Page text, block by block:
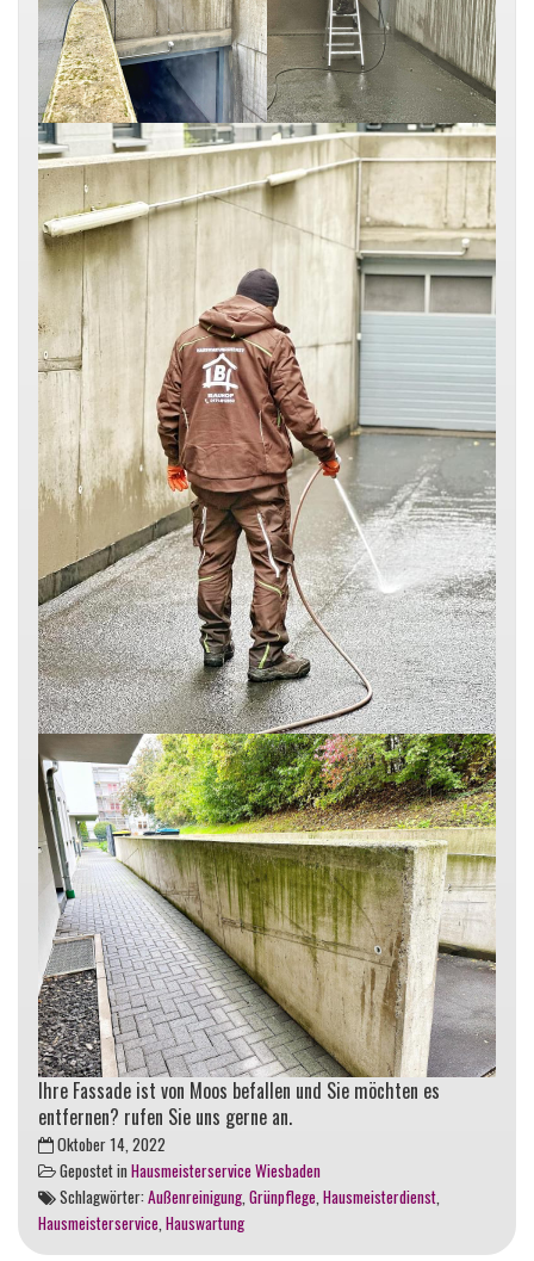
Ihre Fassade ist von Moos befallen und Sie möchten es
entfernen? rufen Sie uns gerne an.
Oktober 14, 2022
Gepostet in Hausmeisterservice Wiesbaden
Schlagwörter:Außenreinigung Grünpflege Hausmeisterdienst
Hausmeisterservice Hauswartung